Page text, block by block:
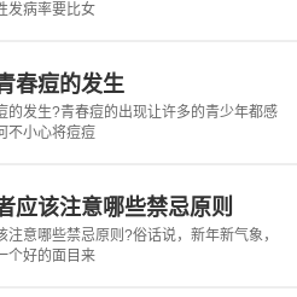
发病率要比女
春痘的发生
的发生?青春痘的出现让许多的青少年都感
不小心将痘痘
应该注意哪些禁忌原则
注意哪些禁忌原则?俗话说，新年新气象，
个好的面目来